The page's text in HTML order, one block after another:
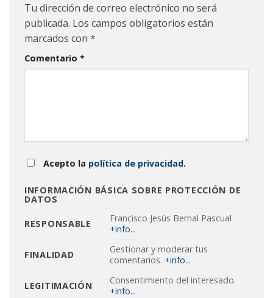
Tu dirección de correo electrónico no será
publicada. Los campos obligatorios están
marcados con *
Comentario *
Acepto la política de privacidad.
INFORMACIÓN BÁSICA SOBRE PROTECCIÓN DE
DATOS
RESPONSABLE
Francisco Jesús Bernal Pascual
+info...
FINALIDAD
Gestionar y moderar tus
comentarios. +info...
LEGITIMACIÓN
Consentimiento del interesado.
+info...